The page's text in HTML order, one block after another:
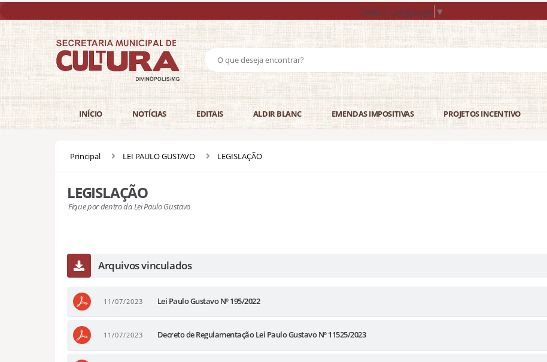
Select Language ▼
INÍCIO NOTÍCIAS EDITAIS ALDIR BLANC EMENDAS IMPOSITIVAS PROJETOS INCENTIVO
Principal LEI PAULO GUSTAVO LEGISLAÇÃO
LEGISLAÇÃO
Fique por dentro da Lei Paulo Gustavo
Arquivos vinculados
11/07/2023 Lei Paulo Gustavo Nº 195/2022
11/07/2023 Decreto de Regulamentação Lei Paulo Gustavo Nº 11525/2023